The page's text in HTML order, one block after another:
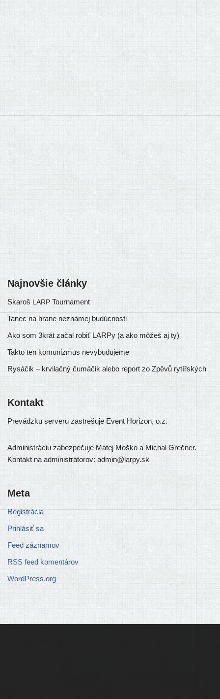
Najnovšie články
Skaroš LARP Tournament
Tanec na hrane neznámej budúcnosti
Ako som 3krát začal robiť LARPy (a ako môžeš aj ty)
Takto ten komunizmus nevybudujeme
Rysáčik – krvilačný čumáčik alebo report zo Zpěvů rytířských
Kontakt
Prevádzku ser­ve­ru zastre­šu­je Event Horizon, o.z.
Administráciu zabez­pe­ču­je Matej Moško a Michal Grečner.
Kontakt na admi­nis­trá­to­rov: admin@larpy.sk
Meta
Registrácia
Prihlásiť sa
Feed záznamov
RSS feed komentárov
WordPress.org